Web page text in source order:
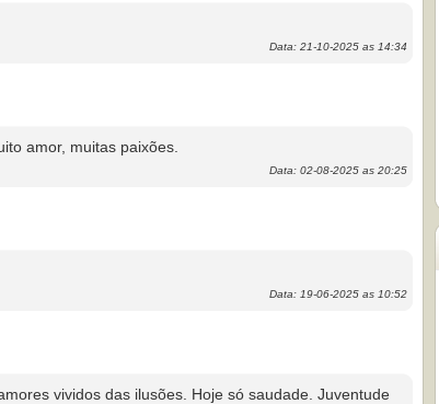
Data: 21-10-2025 as 14:34
amor, muitas paixões.
Data: 02-08-2025 as 20:25
Data: 19-06-2025 as 10:52
vividos das ilusões. Hoje só saudade. Juventude